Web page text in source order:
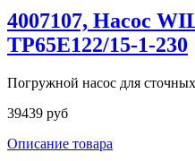
4007107, Насос
TP65E122/15-1-230
Погружной насос для
39439 руб
Описание товара